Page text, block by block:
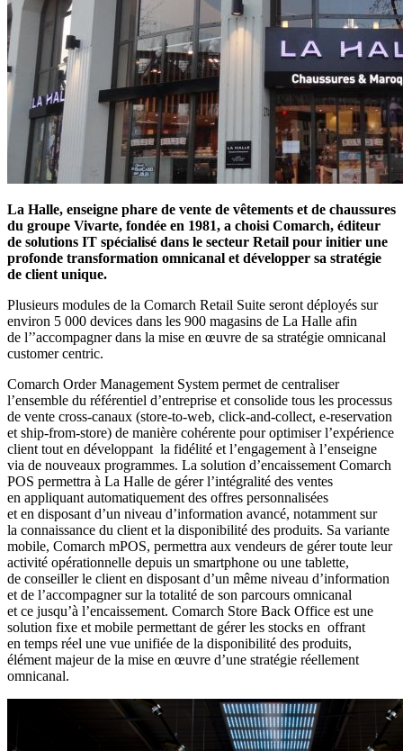
La Halle, enseigne phare de vente de vêtements et de chaussures
du groupe Vivarte, fondée en 1981, a choisi Comarch, éditeur
de solutions IT spécialisé dans le secteur Retail pour initier une
profonde transformation omnicanal et développer sa stratégie
de client unique.
Plusieurs modules de la Comarch Retail Suite seront déployés sur
environ 5 000 devices dans les 900 magasins de La Halle afin
de l’’accompagner dans la mise en œuvre de sa stratégie omnicanal
customer centric.
Comarch Order Management System permet de centraliser
l’ensemble du référentiel d’entreprise et consolide tous les processus
de vente cross-canaux (store-to-web, click-and-collect, e-reservation
et ship-from-store) de manière cohérente pour optimiser l’expérience
client tout en développant la fidélité et l’engagement à l’enseigne
via de nouveaux programmes. La solution d’encaissement Comarch
POS permettra à La Halle de gérer l’intégralité des ventes
en appliquant automatiquement des offres personnalisées
et en disposant d’un niveau d’information avancé, notamment sur
la connaissance du client et la disponibilité des produits. Sa variante
mobile, Comarch mPOS, permettra aux vendeurs de gérer toute leur
activité opérationnelle depuis un smartphone ou une tablette,
de conseiller le client en disposant d’un même niveau d’information
et de l’accompagner sur la totalité de son parcours omnicanal
et ce jusqu’à l’encaissement. Comarch Store Back Office est une
solution fixe et mobile permettant de gérer les stocks en offrant
en temps réel une vue unifiée de la disponibilité des produits,
élément majeur de la mise en œuvre d’une stratégie réellement
omnicanal.